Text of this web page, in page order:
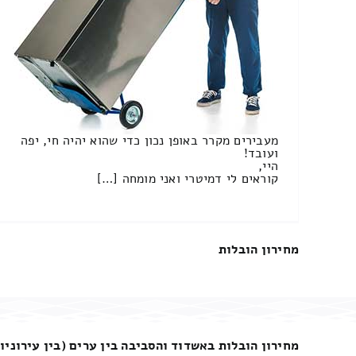
מעבירים מקרר באופן נכון כדי שהוא יהיה חי, יפה
ועובד!
היי,
קוראים לי דמיטרי ואני מומחה […]
מחירון הובלות
מחירון הובלות באשדוד והסביבה בין ערים (בין